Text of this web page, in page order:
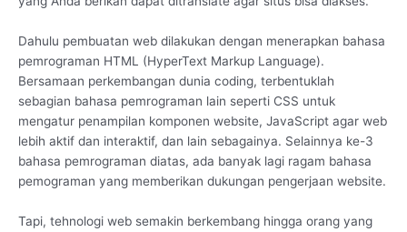
Dahulu pembuatan web dilakukan dengan menerapkan bahasa
pemrograman HTML (HyperText Markup Language).
Bersamaan perkembangan dunia coding, terbentuklah
sebagian bahasa pemrograman lain seperti CSS untuk
mengatur penampilan komponen website, JavaScript agar web
lebih aktif dan interaktif, dan lain sebagainya. Selainnya ke-3
bahasa pemrograman diatas, ada banyak lagi ragam bahasa
pemograman yang memberikan dukungan pengerjaan website.
Tapi, tehnologi web semakin berkembang hingga orang yang